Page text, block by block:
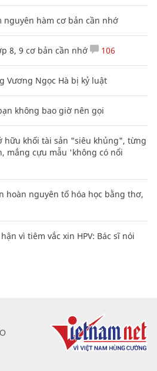
nguyên hàm cơ bản cần nhớ
8, 9 cơ bản cần nhớ 106
Vương Ngọc Hà bị kỷ luật
không bao giờ nên gọi
hữu khối tài sản "siêu khủng", từng
mắng cựu mẫu 'không có nổi
hoàn nguyên tố hóa học bằng thơ,
vì tiêm vắc xin HPV: Bác sĩ nói